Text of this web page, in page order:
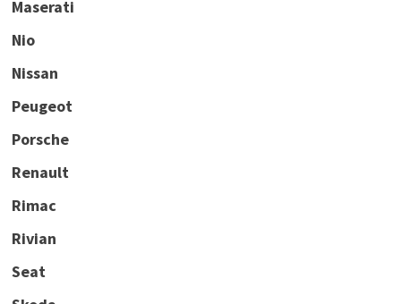
Maserati
Nio
Nissan
Peugeot
Porsche
Renault
Rimac
Rivian
Seat